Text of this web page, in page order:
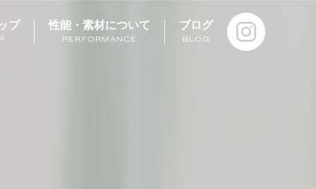
プ 性能・素材について
PERFORMANCE
ブログ
BLOG